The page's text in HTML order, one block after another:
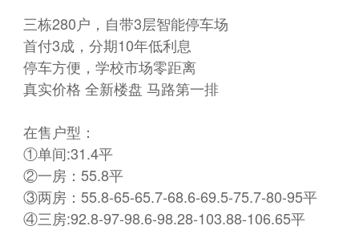
三栋280户，自带3层智能停车场
首付3成，分期10年低利息
停车方便，学校市场零距离
真实价格 全新楼盘 马路第一排
在售户型：
①单间:31.4平
②一房：55.8平
③两房：55.8-65-65.7-68.6-69.5-75.7-80-95平
④三房:92.8-97-98.6-98.28-103.88-106.65平